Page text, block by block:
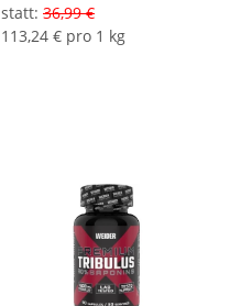
statt: 36,99 €
113,24 € pro 1 kg